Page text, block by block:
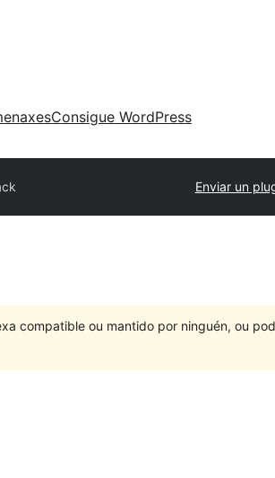
Consigue WordPress
Enviar un
compatible ou mantido por ninguén, ou